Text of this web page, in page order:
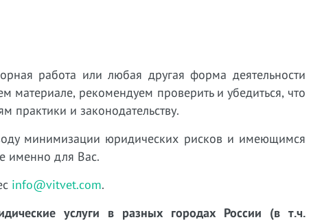
работа или любая другая форма деятельности
рекомендуем проверить и убедиться, что
практики и законодательству.
минимизации юридических рисков и имеющимся
именно для Вас.
info@vitvet.com.
услуги в разных городах России (в т.ч.